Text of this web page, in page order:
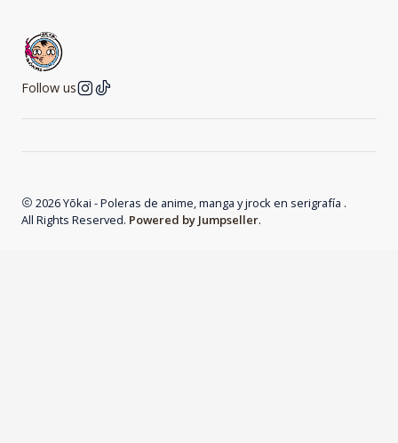
Follow us
2026 Yōkai - Poleras de anime, manga y jrock en serigrafía .
All Rights Reserved. Powered by Jumpseller.